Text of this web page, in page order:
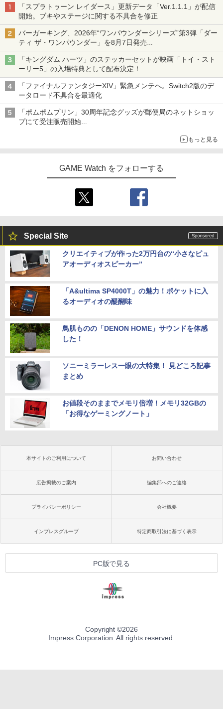
「スプラトゥーン レイダース」更新データ「Ver.1.1.1」が配信
開始。ブキやステージに関する不具合を修正
バーガーキング、2026年“ワンパウンダーシリーズ”第3弾「ダー
ティ ザ・ワンパウンダー」を8月7日発売
「特製ガーリックマヨソース」を使用した超大型チーズバーガー
「キングダム ハーツ」のステッカーセットが映画「トイ・スト
ーリー5」の入場特典として配布決定！
本日8月7日より先着・数量限定で配布
「ファイナルファンタジーXIV」緊急メンテへ。Switch2版のデ
ータロード不具合を最適化
「ポムポムプリン」30周年記念グッズが郵便局のネットショッ
プにて受注販売開始
もっと見る
GAME Watch をフォローする
Special Site
クリエイティブが作った2万円台の“小さなピュ
アオーディオスピーカー”
「A&ultima SP4000T」の魅力！ポケットに入
るオーディオの醍醐味
鳥肌ものの「DENON HOME」サウンドを体感
した！
ソニーミラーレス一眼の大特集！ 見どころ記事
まとめ
お値段そのままでメモリ倍増！メモリ32GBの
「お得なゲーミングノート」
本サイトのご利用について お問い合わせ
広告掲載のご案内 編集部へのご連絡
プライバシーポリシー 会社概要
インプレスグループ 特定商取引法に基づく表示
PC版で見る
Copyright ©2026
Impress Corporation. All rights reserved.